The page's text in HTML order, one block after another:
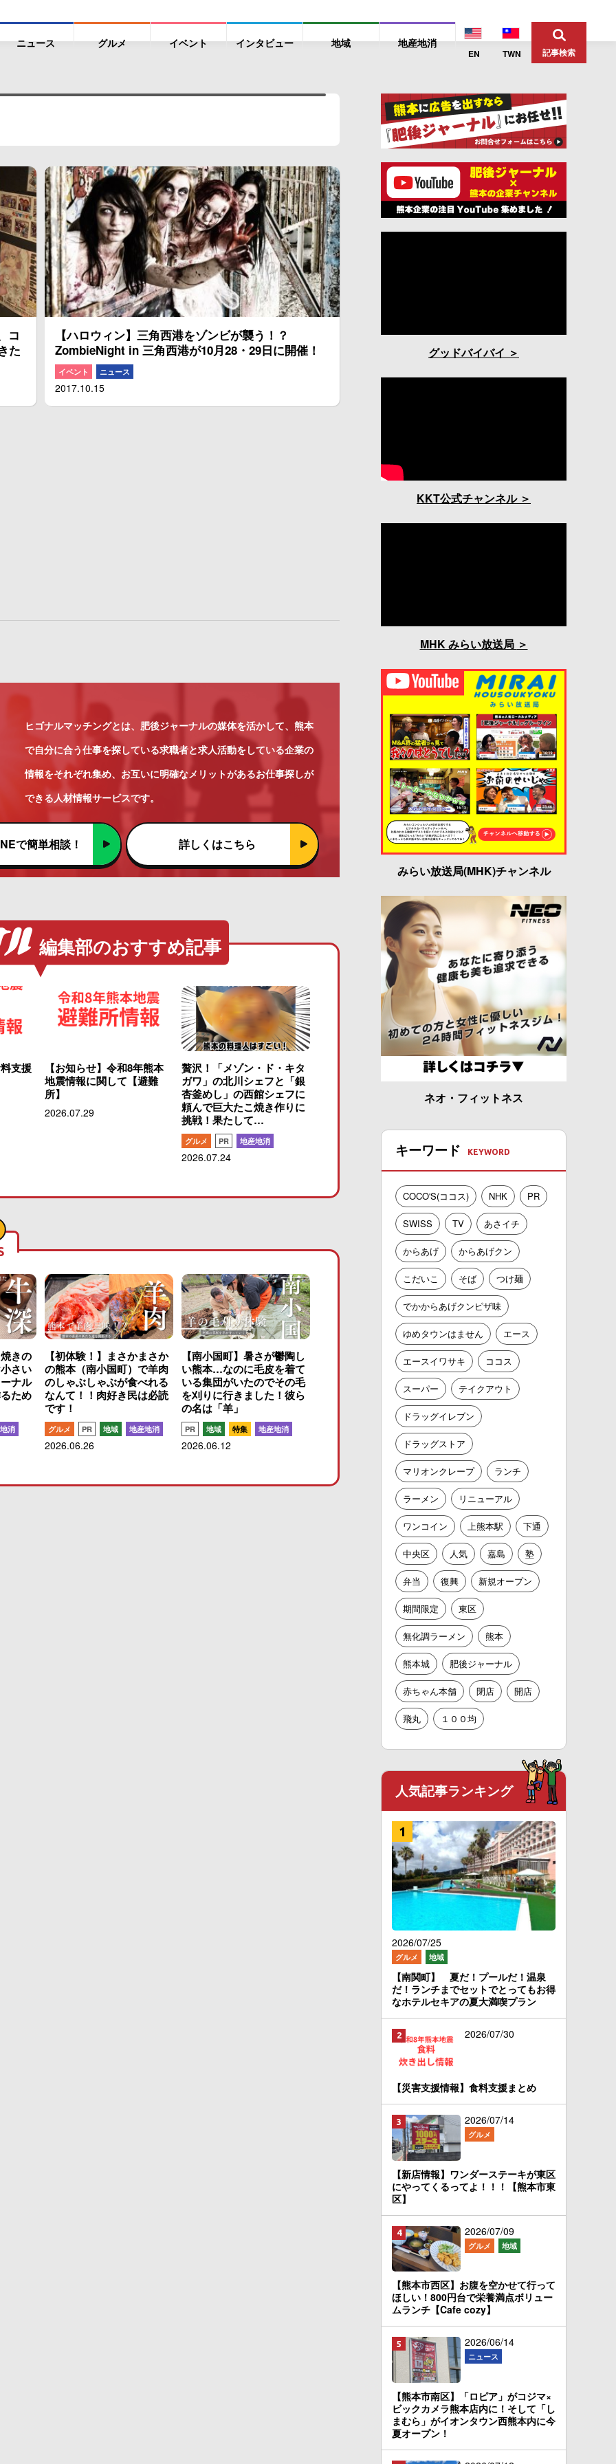
ニュース グルメ イベント インタビュー 地域 地産地消
EN TWN 記事検索
コ
た
【ハロウィン】三角西港をゾンビが襲う！？
ZombieNight in 三角西港が10月28・29日に開催！
イベント ニュース
2017.10.15
ヒゴナルマッチングとは、肥後ジャーナルの媒体を活かして、熊本
で自分に合う仕事を探している求職者と求人活動をしている企業の
情報をそれぞれ集め、お互いに明確なメリットがあるお仕事探しが
できる人材情報サービスです。
で簡単相談！ 詳しくはこちら
編集部のおすすめ記事
支援
【お知らせ】令和8年熊本
地震情報に関して【避難
所】
2026.07.29
贅沢！「メゾン・ド・キタ
ガワ」の北川シェフと「銀
杏釜めし」の西館シェフに
頼んで巨大たこ焼き作りに
挑戦！果たして…
グルメ PR 地産地消
2026.07.24
きの
さい
ナル
ため
消
【初体験！】まさかまさか
の熊本（南小国町）で羊肉
のしゃぶしゃぶが食べれる
なんて！！肉好き民は必読
です！
グルメ PR 地域 地産地消
2026.06.26
【南小国町】暑さが鬱陶し
い熊本…なのに毛皮を着て
いる集団がいたのでその毛
を刈りに行きました！彼ら
の名は「羊」
PR 地域 特集 地産地消
2026.06.12
グッドバイバイ
KKT公式チャンネル
MHK みらい放送局
みらい放送局(MHK)チャンネル
ネオ・フィットネス
キーワード
COCO'S(ココス) NHK PR
SWISS TV あさイチ
からあげ からあげクン
こだいこ そば つけ麺
でかからあげクンピザ味
ゆめタウンはません エース
エースイワサキ ココス
スーパー テイクアウト
ドラッグイレブン
ドラッグストア
マリオンクレープ ランチ
ラーメン リニューアル
ワンコイン 上熊本駅 下通
中央区 人気 嘉島 塾
弁当 復興 新規オープン
期間限定 東区
無化調ラーメン 熊本
熊本城 肥後ジャーナル
赤ちゃん本舗 閉店 開店
飛丸 １００均
人気記事ランキング
2026/07/25
グルメ 地域
【南関町】 夏だ！プールだ！温泉
だ！ランチまでセットでとってもお得
なホテルセキアの夏大満喫プラン
2026/07/30
【災害支援情報】食料支援まとめ
2026/07/14
グルメ
【新店情報】ワンダーステーキが東区
にやってくるってよ！！！【熊本市東
区】
2026/07/09
グルメ 地域
【熊本市西区】お腹を空かせて行って
ほしい！800円台で栄養満点ボリュー
ムランチ【Cafe cozy】
2026/06/14
ニュース
【熊本市南区】「ロピア」がコジマ×
ビックカメラ熊本店内に！そして「し
まむら」がイオンタウン西熊本内に今
夏オープン！